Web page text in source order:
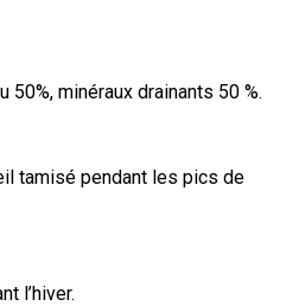
50%, minéraux drainants 50 %.
tamisé pendant les pics de
l’hiver.